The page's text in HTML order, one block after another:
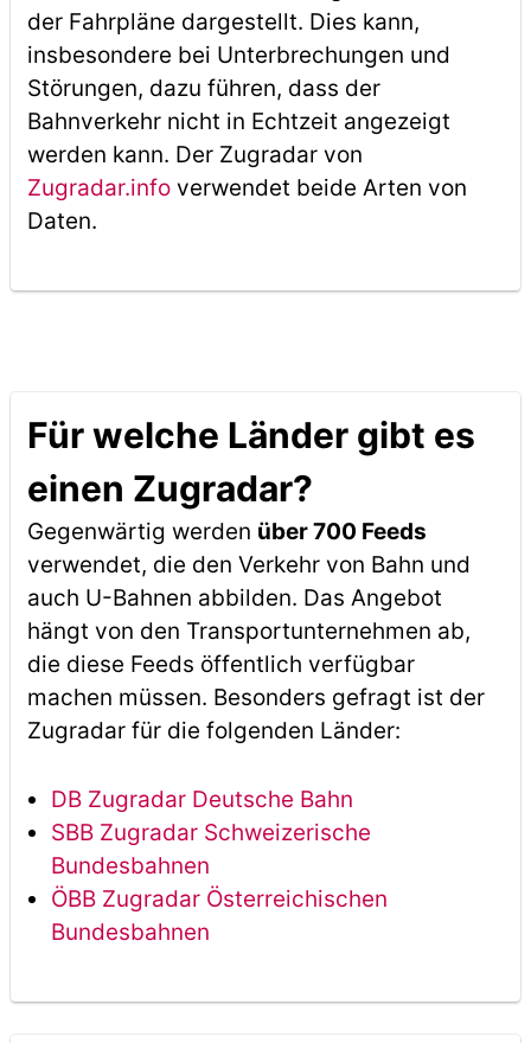
der Fahrpläne dargestellt. Dies kann,
insbesondere bei Unterbrechungen und
Störungen, dazu führen, dass der
Bahnverkehr nicht in Echtzeit angezeigt
werden kann. Der Zugradar von
Zugradar.infoverwendet beide Arten von
Daten.
Für welche Länder gibt es
einen Zugradar?
Gegenwärtig werden über 700 Feeds
verwendet, die den Verkehr von Bahn und
auch U-Bahnen abbilden. Das Angebot
hängt von den Transportunternehmen ab,
die diese Feeds öffentlich verfügbar
machen müssen. Besonders gefragt ist der
Zugradar für die folgenden Länder:
DB Zugradar Deutsche Bahn
SBB Zugradar Schweizerische
Bundesbahnen
ÖBB Zugradar Österreichischen
Bundesbahnen